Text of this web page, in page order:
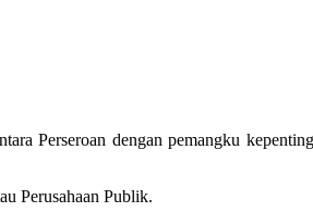
Perseroan dengan pemangku
Perusahaan Publik.